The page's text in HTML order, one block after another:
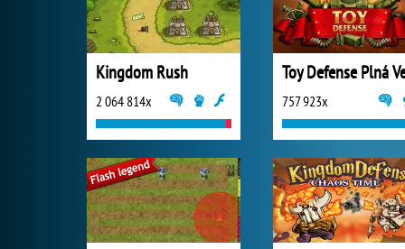
Kingdom Rush
2 064 814x 757 923x